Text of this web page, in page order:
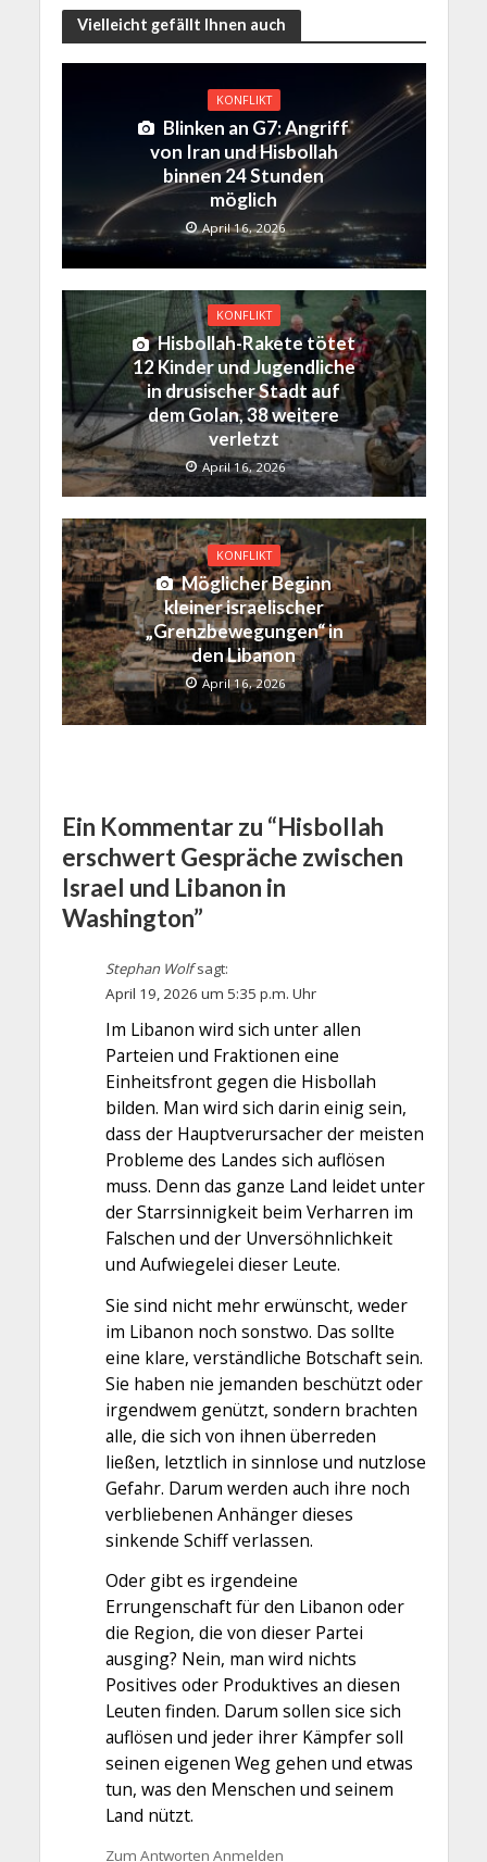
Vielleicht gefällt Ihnen auch
KONFLIKT
Blinken an G7: Angriff
von Iran und Hisbollah
binnen 24 Stunden
möglich
April 16, 2026
KONFLIKT
Hisbollah-Rakete tötet
12 Kinder und Jugendliche
in drusischer Stadt auf
dem Golan, 38 weitere
verletzt
April 16, 2026
KONFLIKT
Möglicher Beginn
kleiner israelischer
„Grenzbewegungen“ in
den Libanon
April 16, 2026
Ein Kommentar zu “Hisbollah
erschwert Gespräche zwischen
Israel und Libanon in
Washington”
Stephan Wolf sagt:
April 19, 2026 um 5:35 p.m. Uhr
Im Libanon wird sich unter allen
Parteien und Fraktionen eine
Einheitsfront gegen die Hisbollah
bilden. Man wird sich darin einig sein,
dass der Hauptverursacher der meisten
Probleme des Landes sich auflösen
muss. Denn das ganze Land leidet unter
der Starrsinnigkeit beim Verharren im
Falschen und der Unversöhnlichkeit
und Aufwiegelei dieser Leute.
Sie sind nicht mehr erwünscht, weder
im Libanon noch sonstwo. Das sollte
eine klare, verständliche Botschaft sein.
Sie haben nie jemanden beschützt oder
irgendwem genützt, sondern brachten
alle, die sich von ihnen überreden
ließen, letztlich in sinnlose und nutzlose
Gefahr. Darum werden auch ihre noch
verbliebenen Anhänger dieses
sinkende Schiff verlassen.
Oder gibt es irgendeine
Errungenschaft für den Libanon oder
die Region, die von dieser Partei
ausging? Nein, man wird nichts
Positives oder Produktives an diesen
Leuten finden. Darum sollen sice sich
auflösen und jeder ihrer Kämpfer soll
seinen eigenen Weg gehen und etwas
tun, was den Menschen und seinem
Land nützt.
Zum Antworten Anmelden